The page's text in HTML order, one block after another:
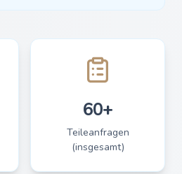
60+
Teileanfragen
(insgesamt)